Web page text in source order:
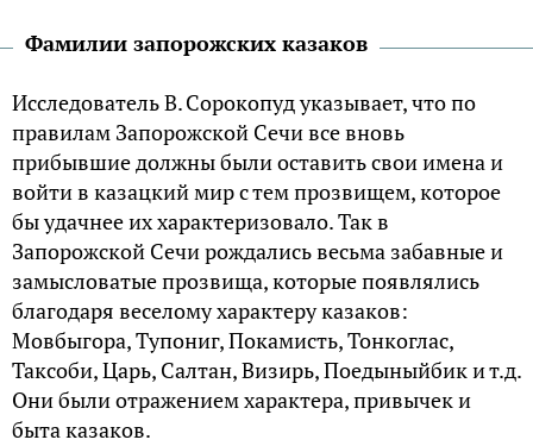
Фамилии запорожских казаков
Исследователь В. Сорокопуд указывает, что по
правилам Запорожской Сечи все вновь
прибывшие должны были оставить свои имена и
войти в казацкий мир с тем прозвищем, которое
бы удачнее их характеризовало. Так в
Запорожской Сечи рождались весьма забавные и
замысловатые прозвища, которые появлялись
благодаря веселому характеру казаков:
Мовбыгора, Тупониг, Покамисть, Тонкоглас,
Таксоби, Царь, Салтан, Визирь, Поедыныйбик и т.д.
Они были отражением характера, привычек и
быта казаков.